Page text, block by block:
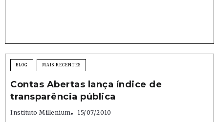
BLOG MAIS RECENTES
Contas Abertas lança índice de
transparência pública
Instituto Millenium
15/07/2010